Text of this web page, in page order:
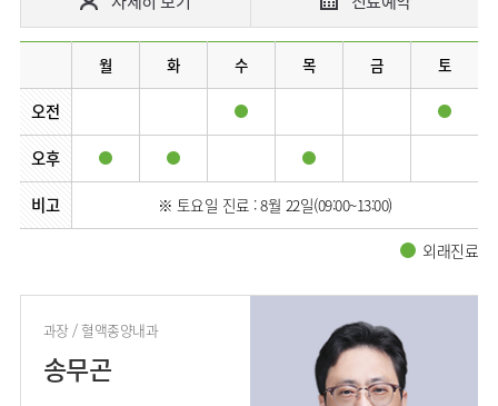
월 화 수 목 금 토
오전
오후
비고
※ 토요일 진료 : 8월 22일(09:00~13:00)
외래진료
과장 / 혈액종양내과
송무곤